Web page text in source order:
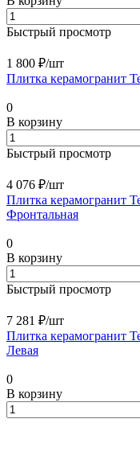
Быстрый просмотр
1 800 ₽/шт
Плитка керамогранит
0
В корзину
Быстрый просмотр
4 076 ₽/шт
Плитка керамогранит
Фронтальная
0
В корзину
Быстрый просмотр
7 281 ₽/шт
Плитка керамогранит
Левая
0
В корзину